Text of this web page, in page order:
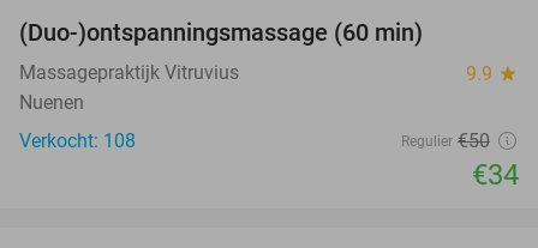
(Duo-)ontspanningsmassage (60 min)
Massagepraktijk Vitruvius 9.9 star
Nuenen
Verkocht: 108
Regulier €50
€34